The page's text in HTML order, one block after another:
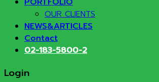
OUR CLIENTS
NEWS&ARTICLES
Contact
02-183-5800-2
Login